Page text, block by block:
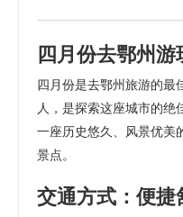
四月份去鄂州
四月份是去鄂州旅游的最
人，是探索这座城市的绝
一座历史悠久、风景优美
景点。
交通方式：便捷